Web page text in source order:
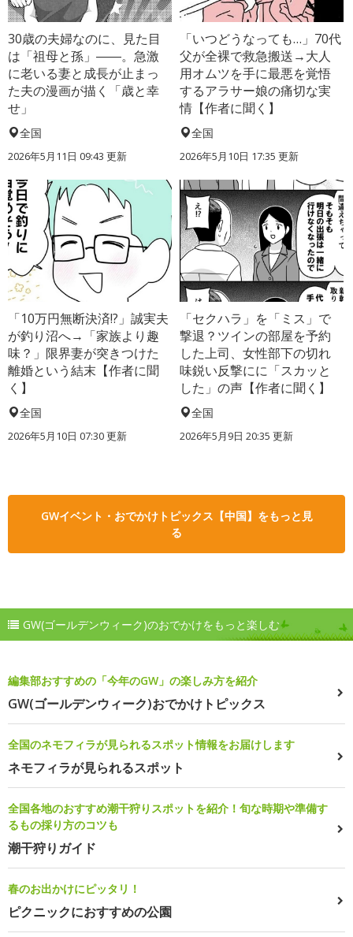
30歳の夫婦なのに、見た目
は「祖母と孫」――。急激
に老いる妻と成長が止まっ
た夫の漫画が描く「歳と幸
せ」
全国
2026年5月11日 09:43 更新
「いつどうなっても…」70代
父が全裸で救急搬送→大人
用オムツを手に最悪を覚悟
するアラサー娘の痛切な実
情【作者に聞く】
全国
2026年5月10日 17:35 更新
「10万円無断決済!?」誠実夫
が釣り沼へ→「家族より趣
味？」限界妻が突きつけた
離婚という結末【作者に聞
く】
全国
2026年5月10日 07:30 更新
「セクハラ」を「ミス」で
撃退？ツインの部屋を予約
した上司、女性部下の切れ
味鋭い反撃にに「スカッと
した」の声【作者に聞く】
全国
2026年5月9日 20:35 更新
GWイベント・おでかけトピックス【中国】をもっと見
る
GW(ゴールデンウィーク)のおでかけをもっと楽しむ
編集部おすすめの「今年のGW」の楽しみ方を紹介
GW(ゴールデンウィーク)おでかけトピックス
全国のネモフィラが見られるスポット情報をお届けします
ネモフィラが見られるスポット
全国各地のおすすめ潮干狩りスポットを紹介！旬な時期や準備す
るもの採り方のコツも
潮干狩りガイド
春のお出かけにピッタリ！
ピクニックにおすすめの公園